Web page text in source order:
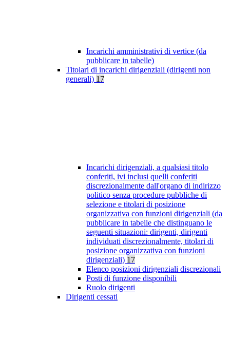
Incarichi amministrativi di vertice (da
pubblicare in tabelle)
Titolari di incarichi dirigenziali (dirigenti non
generali) 17
Incarichi dirigenziali, a qualsiasi titolo
conferiti, ivi inclusi quelli conferiti
discrezionalmente dall'organo di indirizzo
politico senza procedure pubbliche di
selezione e titolari di posizione
organizzativa con funzioni dirigenziali (da
pubblicare in tabelle che distinguano le
seguenti situazioni: dirigenti, dirigenti
individuati discrezionalmente, titolari di
posizione organizzativa con funzioni
dirigenziali) 17
Elenco posizioni dirigenziali discrezionali
Posti di funzione disponibili
Ruolo dirigenti
Dirigenti cessati